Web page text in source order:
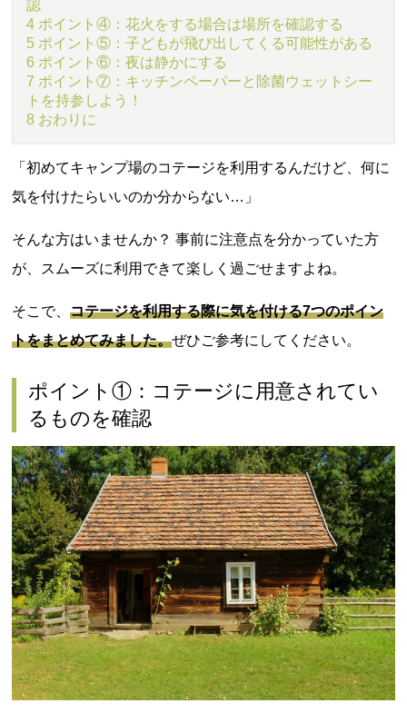
認
4 ポイント④：花火をする場合は場所を確認する
5 ポイント⑤：子どもが飛び出してくる可能性がある
6 ポイント⑥：夜は静かにする
7 ポイント⑦：キッチンペーパーと除菌ウェットシー
トを持参しよう！
8 おわりに
「初めてキャンプ場のコテージを利用するんだけど、何に
気を付けたらいいのか分からない…」
そんな方はいませんか？ 事前に注意点を分かっていた方
が、スムーズに利用できて楽しく過ごせますよね。
そこで、コテージを利用する際に気を付ける7つのポイン
トをまとめてみました。ぜひご参考にしてください。
ポイント①：コテージに用意されてい
るものを確認